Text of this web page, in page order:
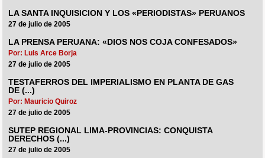
LA SANTA INQUISICION Y LOS «PERIODISTAS» PERUANOS
27 de julio de 2005
LA PRENSA PERUANA: «DIOS NOS COJA CONFESADOS»
Por: Luis Arce Borja
27 de julio de 2005
TESTAFERROS DEL IMPERIALISMO EN PLANTA DE GAS
DE (...)
Por: Mauricio Quiroz
27 de julio de 2005
SUTEP REGIONAL LIMA-PROVINCIAS: CONQUISTA
DERECHOS (...)
27 de julio de 2005